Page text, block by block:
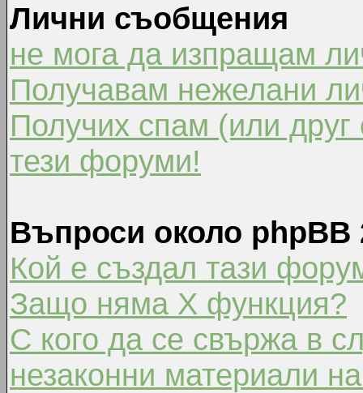
Лични съобщения
не мога да изпращам
Получавам нежелани
Получих спам (или
тези форуми!
Въпроси около phpBB
Кой е създал тази
Защо няма X функция?
С кого да се свържа в
незаконни материали